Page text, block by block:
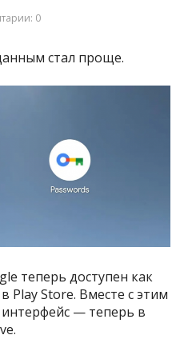
0
стал проще.
теперь доступен как
Play Store. Вместе с этим
— теперь в